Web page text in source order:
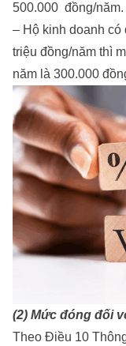
500.000 đồng/năm.
– Hộ kinh doanh có
triệu đồng/năm thì
năm là 300.000
(2) Mức đóng đối
Theo Điều 10